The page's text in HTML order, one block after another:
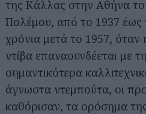
της Κάλλας στην Αθήνα
Πολέμου, από το 1937 έως
χρόνια μετά το 1957,
ντίβα επανασυνδέεται με
σημαντικότερα
άγνωστα ντεμπούτα, οι
καθόρισαν, τα ορόσημα